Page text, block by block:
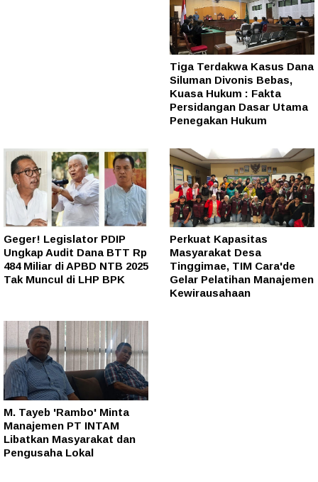
Tiga Terdakwa Kasus Dana
Siluman Divonis Bebas,
Kuasa Hukum : Fakta
Persidangan Dasar Utama
Penegakan Hukum
Geger! Legislator PDIP
Ungkap Audit Dana BTT Rp
484 Miliar di APBD NTB 2025
Tak Muncul di LHP BPK
Perkuat Kapasitas
Masyarakat Desa
Tinggimae, TIM Cara'de
Gelar Pelatihan Manajemen
Kewirausahaan
M. Tayeb 'Rambo' Minta
Manajemen PT INTAM
Libatkan Masyarakat dan
Pengusaha Lokal